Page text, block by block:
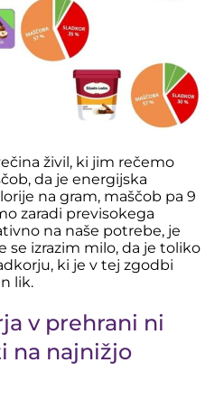
živil, ki jim rečemo
da je energijska
na gram, maščob pa 9
zaradi previsokega
na naše potrebe, je
se izrazim milo, da je toliko
ki je v tej zgodbi
lik.
v prehrani ni
na najnižjo